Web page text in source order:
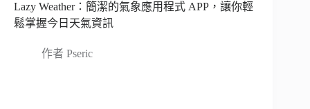
Lazy Weather：簡潔的氣象應用程式 APP，讓你輕
鬆掌握今日天氣資訊
作者 Pseric